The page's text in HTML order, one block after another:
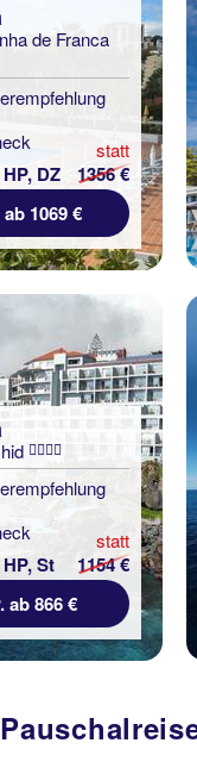
de Franca
DZ
statt
1356 €
1069 €
St
statt
1154 €
ab 866 €